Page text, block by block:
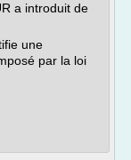
a introduit de
une
par la loi